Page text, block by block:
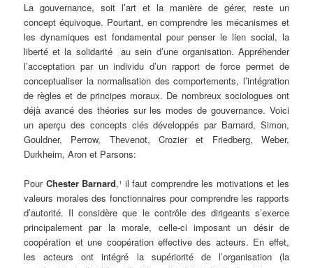
La gouvernance, soit l’art et la manière de gérer, reste un
concept équivoque. Pourtant, en comprendre les mécanismes et
les dynamiques est fondamental pour penser le lien social, la
liberté et la solidarité au sein d’une organisation. Appréhender
l’acceptation par un individu d’un rapport de force permet de
conceptualiser la normalisation des comportements, l’intégration
de règles et de principes moraux. De nombreux sociologues ont
déjà avancé des théories sur les modes de gouvernance. Voici
un aperçu des concepts clés développés par Barnard, Simon,
Gouldner, Perrow, Thevenot, Crozier et Friedberg, Weber,
Durkheim, Aron et Parsons:
Pour Chester Barnard,¹ il faut comprendre les motivations et les
valeurs morales des fonctionnaires pour comprendre les rapports
d’autorité. Il considère que le contrôle des dirigeants s’exerce
principalement par la morale, celle-ci imposant un désir de
coopération et une coopération effective des acteurs. En effet,
les acteurs ont intégré la supériorité de l’organisation (la